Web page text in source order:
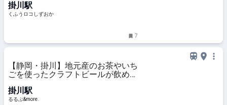
べられない」レア系スイーツも | く
ふうロコしずおか
掛川駅
くふうロコしずおか
7
【静岡・掛川】地元産のお茶やいち
ごを使ったクラフトビールが飲め
HERE」｜るるぶ&more.
掛川駅
るるぶ&more.